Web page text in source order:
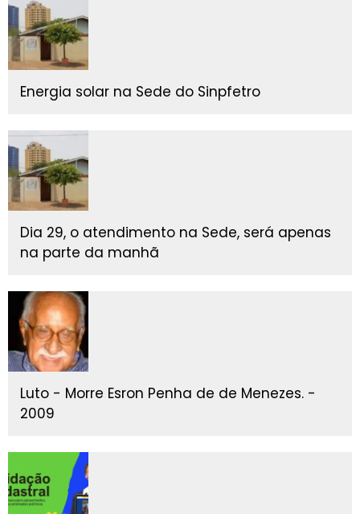
Energia solar na Sede do Sinpfetro
Dia 29, o atendimento na Sede, será apenas
na parte da manhã
Luto - Morre Esron Penha de de Menezes. -
2009